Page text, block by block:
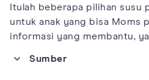
Itulah beberapa pilihan susu
untuk anak yang bisa Moms
informasi yang membantu,
Sumber